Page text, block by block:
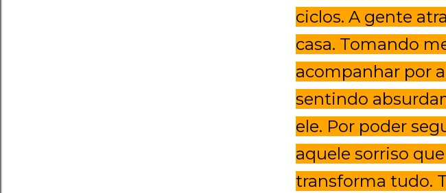
ciclos. A gente
casa. Tomando
acompanhar por
sentindo
ele. Por poder
aquele sorriso
transforma tudo.